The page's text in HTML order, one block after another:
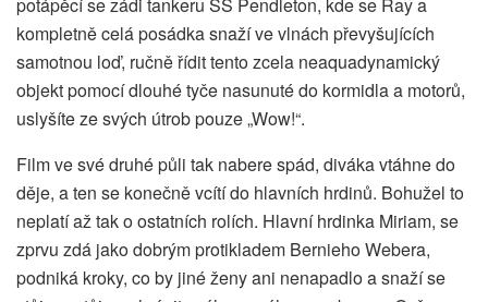
potápěcí se zádi tankeru SS Pendleton, kde se Ray a
kompletně celá posádka snaží ve vlnách převyšujících
samotnou loď, ručně řídit tento zcela neaquadynamický
objekt pomocí dlouhé tyče nasunuté do kormidla a motorů,
uslyšíte ze svých útrob pouze „Wow!“.
Film ve své druhé půli tak nabere spád, diváka vtáhne do
děje, a ten se konečně vcítí do hlavních hrdinů. Bohužel to
neplatí až tak o ostatních rolích. Hlavní hrdinka Miriam, se
zprvu zdá jako dobrým protikladem Bernieho Webera,
podniká kroky, co by jiné ženy ani nenapadlo a snaží se